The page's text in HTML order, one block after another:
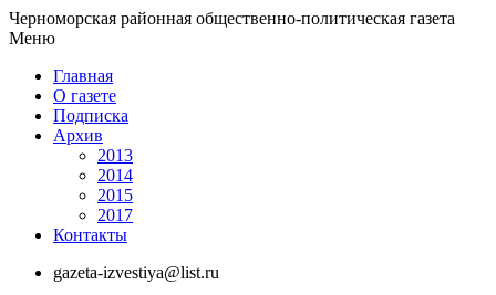
Черноморская районная общественно-политическая газета
Меню
Главная
О газете
Подписка
Архив
2013
2014
2015
2017
Контакты
gazeta-izvestiya@list.ru